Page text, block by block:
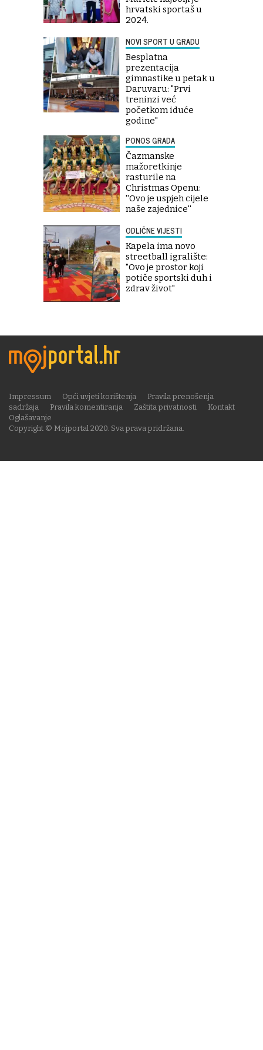
hrvatski sportaš u
2024.
NOVI SPORT U GRADU
Besplatna
prezentacija
gimnastike u petak u
Daruvaru: "Prvi
treninzi već
početkom iduće
godine"
PONOS GRADA
Čazmanske
mažoretkinje
rasturile na
Christmas Openu:
''Ovo je uspjeh cijele
naše zajednice''
ODLIČNE VIJESTI
Kapela ima novo
streetball igralište:
"Ovo je prostor koji
potiče sportski duh i
zdrav život"
Copyright © Mojportal 2020. Sva prava pridržana.
Impressum Opći uvjeti korištenja
Pravila prenošenja
sadržaja
Pravila komentiranja Zaštita privatnosti
Kontakt
Oglašavanje